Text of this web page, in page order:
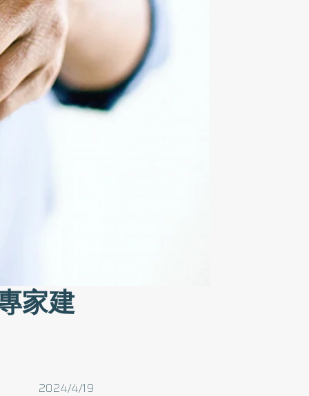
家建
2024/4/19